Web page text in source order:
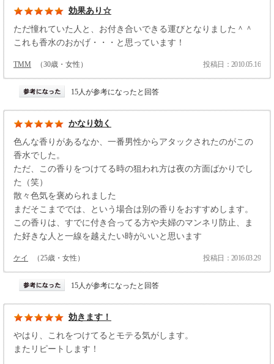
効果あり☆
ただ憧れていた人と、お付き合いできる運びとなりました＾＾
これも香水のおかげ・・・と思っています！
TMM （30歳・女性） 投稿日：2010.05.16
15人が参考になったと回答
かなり効く
色んな香りがあるなか、一番男性からアタックされたのがこの
香水でした。
ただ、この香りをつけてる時の狙われ方は夜の方面ばかりでし
た（笑）
散々色気を褒められました
まだそこまででは、という場合は別の香りをおすすめします。
この香りは、すでに付き合ってる方や夫婦のマンネリ防止、ま
た好きな人と一線を越えたい時がいいと思います
ケイ （25歳・女性） 投稿日：2016.03.29
15人が参考になったと回答
効きます！
やはり、これをつけてるとモテる気がします。
またリピートします！